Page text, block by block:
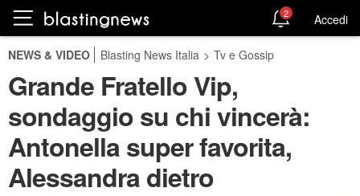
2 Accedi
NEWS & VIDEO Blasting News Italia > Tv e Gossip
Grande Fratello Vip,
sondaggio su chi vincerà:
Antonella super favorita,
Alessandra dietro